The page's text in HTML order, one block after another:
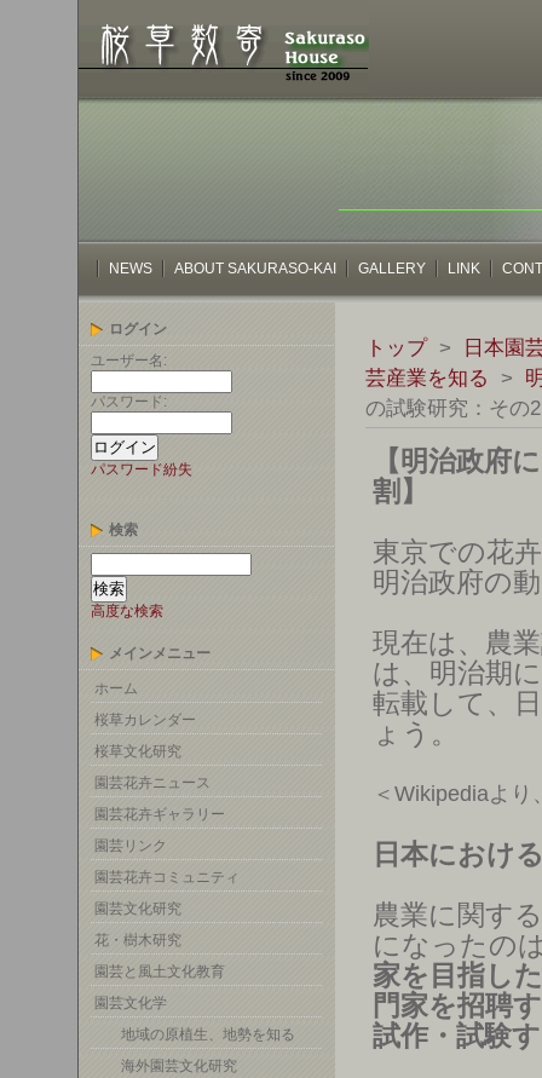
NEWS ABOUT SAKURASO-KAI GALLERY LINK
ログイン
ユーザー名:
パスワード:
パスワード紛失
検索
高度な検索
メインメニュー
ホーム
桜草カレンダー
桜草文化研究
園芸花卉ニュース
園芸花卉ギャラリー
園芸リンク
園芸花卉コミュニティ
園芸文化研究
花・樹木研究
園芸と風土文化教育
園芸文化学
地域の原植生、地勢を知る
海外園芸文化研究
トップ>
日本園
芸産業を知る >
の試験研究：その
【明治政府
割】
東京での花
明治政府の
現在は、農
は、明治期
転載して、
ょう。
＜Wikipediaより
日本におけ
農業に関す
になったの
家を目指し
門家を招聘
試作・試験